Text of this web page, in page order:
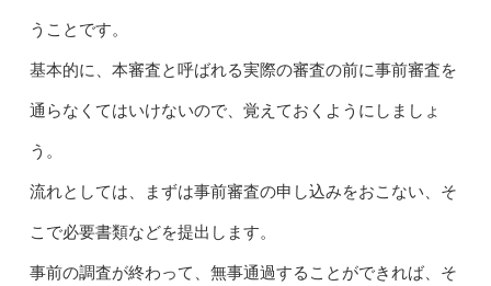
うことです。
基本的に、本審査と呼ばれる実際の審査の前に事前審査を
通らなくてはいけないので、覚えておくようにしましょ
う。
流れとしては、まずは事前審査の申し込みをおこない、そ
こで必要書類などを提出します。
事前の調査が終わって、無事通過することができれば、そ